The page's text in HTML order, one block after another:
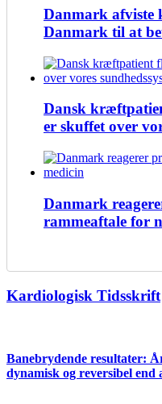
Danmark afviste
Danmark til at
Dansk
er skuffet over
Danmark
rammeaftale for
Kardiologisk Tidsskrift
Banebrydende resultater:
dynamisk og reversibel end